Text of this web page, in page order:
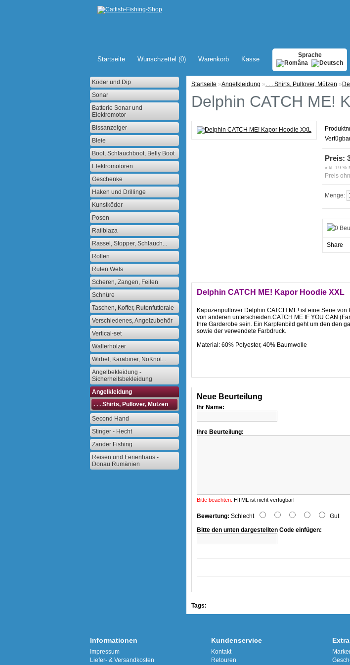
Sprache
Startseite Wunschzettel (0) Warenkorb Kasse
Köder und Dip
Sonar
Batterie Sonar und
Elektromotor
Bissanzeiger
Bleie
Boot, Schlauchboot, Belly Boot
Elektromotoren
Geschenke
Haken und Drillinge
Kunstköder
Posen
Railblaza
Rassel, Stopper, Schlauch...
Rollen
Ruten Wels
Scheren, Zangen, Feilen
Schnüre
Taschen, Koffer, Rutenfutterale
Verschiedenes, Angelzubehör
Vertical-set
Wallerhölzer
Wirbel, Karabiner, NoKnot...
Angelbekleidung -
Sicherheitsbekleidung
Angelkleidung
. . . Shirts, Pullover, Mützen
Second Hand
Stinger - Hecht
Zander Fishing
Reisen und Ferienhaus -
Donau Rumänien
Startseite »Angelkleidung ». . . Shirts, Pullover, Mützen »
Delphin CATCH ME!
Preis:
inkl. 19 %
Preis
Menge:
Share
Delphin CATCH ME! Kapor Hoodie XXL
Kapuzenpullover Delphin CATCH ME! ist eine Serie
von anderen unterscheiden.CATCH ME IF YOU CAN
Ihre Garderobe sein. Ein Karpfenbild geht um den den
sowie der verwendete Farbdruck.
Material: 60% Polyester, 40% Baumwolle
Neue Beurteilung
Ihr Name:
Ihre Beurteilung:
Bitte beachten: HTML ist nicht verfügbar!
Bewertung: Schlecht
Gut
Bitte den unten dargestellten Code einfügen:
Tags:
Informationen
Impressum
Liefer- & Versandkosten
Kundenservice
Kontakt
Retouren